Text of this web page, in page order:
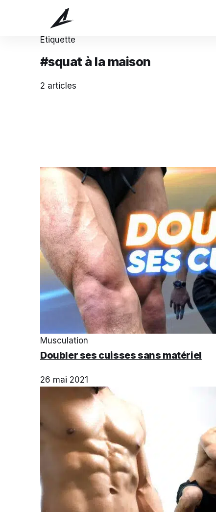
Étiquette
#squat à la maison
2 articles
Musculation
Doubler ses cuisses sans matériel
26 mai 2021